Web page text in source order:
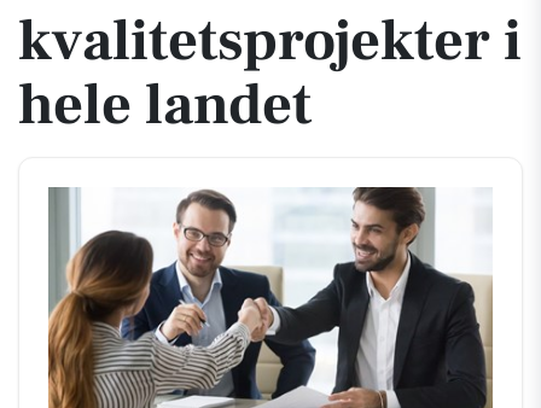
kvalitetsprojekter i
hele landet